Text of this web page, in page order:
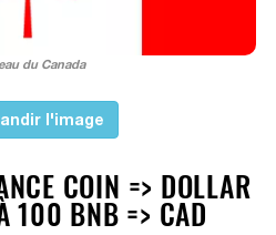
du Canada
l'image
COIN => DOLLAR
100 BNB => CAD